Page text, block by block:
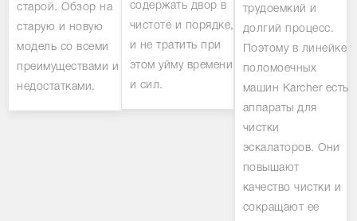
старой. Обзор на
старую и новую
модель со всеми
преимуществами и
недостатками.
содержать двор в
чистоте и порядке,
и не тратить при
этом уйму времени
и сил.
трудоемкий и
долгий процесс.
Поэтому в линейке
поломоечных
машин Karcher есть
аппараты для
чистки
эскалаторов. Они
повышают
качество чистки и
сокращают ее